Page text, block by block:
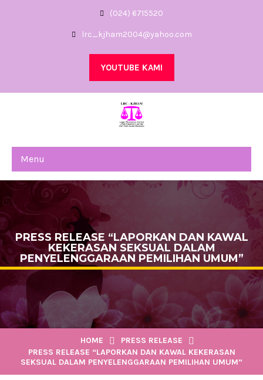
(024) 6715520
lrc_kjham2004@yahoo.com
YOUTUBE KAMI
Menu
PRESS RELEASE “LAPORKAN DAN KAWAL
KEKERASAN SEKSUAL DALAM
PENYELENGGARAAN PEMILIHAN UMUM”
HOME
PRESS RELEASE
PRESS RELEASE “LAPORKAN DAN KAWAL KEKERASAN
SEKSUAL DALAM PENYELENGGARAAN PEMILIHAN UMUM”